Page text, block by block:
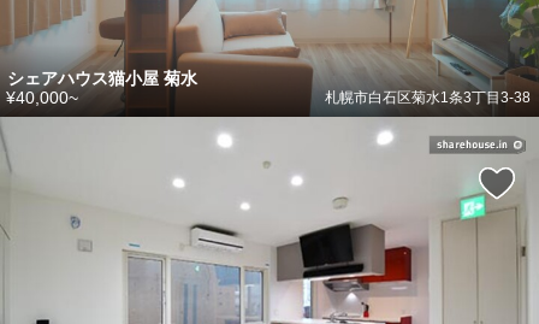
シェアハウス猫小屋 菊水
札幌市白石区菊水1条3丁目3-38
¥40,000~